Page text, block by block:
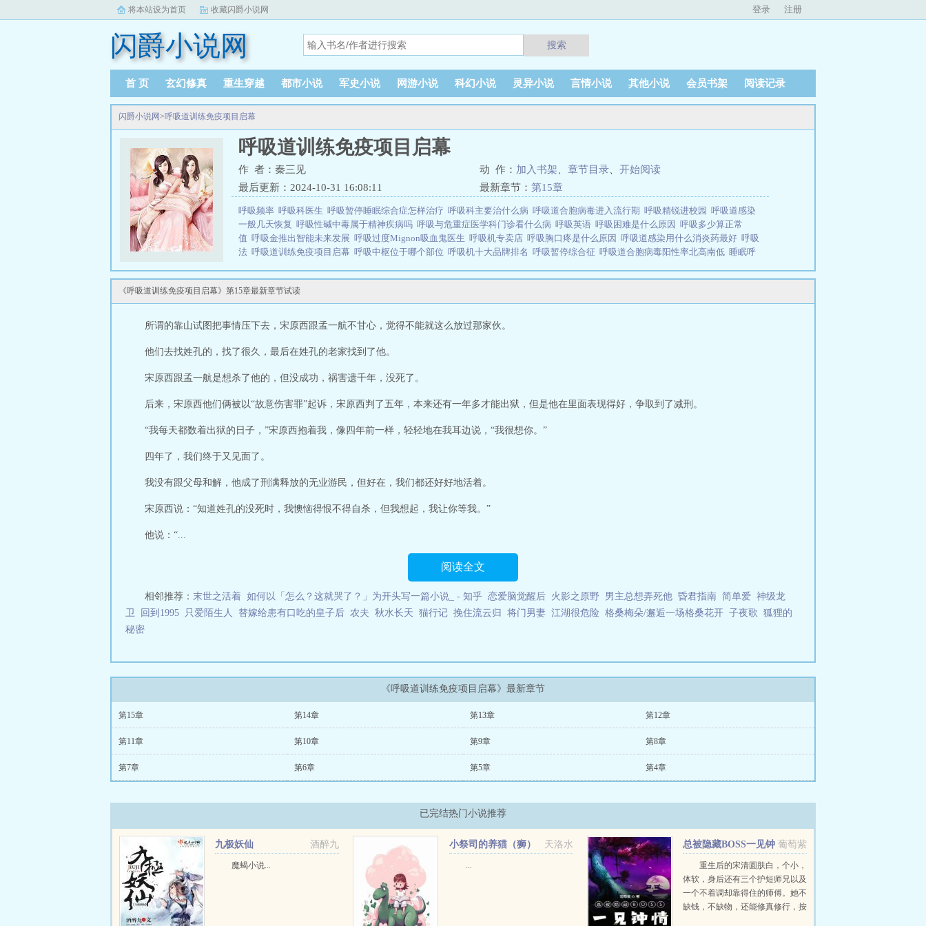
将本站设为首页 收藏闪爵小说网 登录 注册
闪爵小说网 搜索
首 页 玄幻修真 重生穿越 都市小说 军史小说 网游小说 科幻小说 灵异小说 言情小说 其他小说 会员书架 阅读记录
闪爵小说网>呼吸道训练免疫项目启幕
呼吸道训练免疫项目启幕
作 者：秦三见 动 作： 加入书架 章节目录
开始阅读
最后更新：2024-10-31 16:08:11
最新章节： 第15章
呼吸频率 呼吸科医生 呼吸暂停睡眠综合症怎样治疗 呼吸科主要治什么病 呼吸道合胞病毒进入流行期 呼吸精锐进校园 呼吸道感染
一般几天恢复 呼吸性碱中毒属于精神疾病吗 呼吸与危重症医学科门诊看什么病 呼吸英语 呼吸困难是什么原因 呼吸多少算正常
值 呼吸金推出智能未来发展 呼吸过度Mignon吸血鬼医生 呼吸机专卖店 呼吸胸口疼是什么原因 呼吸道感染用什么消炎药最好 呼吸
法 呼吸道训练免疫项目启幕 呼吸中枢位于哪个部位 呼吸机十大品牌排名 呼吸暂停综合征 呼吸道合胞病毒阳性率北高南低 睡眠呼
状呼吸系统疾病防诊治一体化平台呼吸一分钟多少次正常呼吸慢病规范诊疗项目启动呼吸道合胞病毒持续流行呼吸道病原体核酸
检测试剂盒注册变更
么原因呼吸暂停综合征是什么原因引起的呼吸作用呼吸道训练免疫项目启幕是由作者：秦三见所著，闪爵小说网免费提供呼吸道训
练免疫项目启幕全文在线阅读。
《呼吸道训练免疫项目启幕》第15章最新章节试读
所谓的靠山试图把事情压下去，宋原西跟孟一航不甘心，觉得不能就这么放过那家伙。
他们去找姓孔的，找了很久，最后在姓孔的老家找到了他。
宋原西跟孟一航是想杀了他的，但没成功，祸害遗千年，没死了。
后来，宋原西他们俩被以“故意伤害罪”起诉，宋原西判了五年，本来还有一年多才能出狱，但是他在里面表现得好，争取到了减刑。
“我每天都数着出狱的日子，”宋原西抱着我，像四年前一样，轻轻地在我耳边说，“我很想你。”
四年了，我们终于又见面了。
我没有跟父母和解，他成了刑满释放的无业游民，但好在，我们都还好好地活着。
宋原西说：“知道姓孔的没死时，我懊恼得恨不得自杀，但我想起，我让你等我。”
他说：“...
阅读全文
相邻推荐： 末世之活着 如何以「怎么？这就哭了？」为开头写一篇小说_ - 知乎 恋爱脑觉醒后 火影之原野 男主总想弄死他 昏君指南 简单爱 神级龙
卫
回到1995 只爱陌生人 替嫁给患有口吃的皇子后 农夫 秋水长天 猫行记 挽住流云归 将门男妻 江湖很危险 格桑梅朵/邂逅一场格桑花开 子夜歌 狐狸的
秘密
《呼吸道训练免疫项目启幕》最新章节
第15章 第14章 第13章 第12章
第11章 第10章 第9章 第8章
第7章 第6章 第5章 第4章
已完结热门小说推荐
酒醉九
九极妖仙
魔蝎小说...
天洛水
小祭司的养猫（狮）
...
葡萄紫
总被隐藏BOSS一见钟
重生后的宋清圆肤白，个小，
体软，身后还有三个护短师兄以及
一个不着调却靠得住的师傅。她不
缺钱，不缺物，还能修真修行，按